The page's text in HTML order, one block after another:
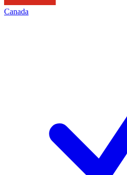
Canada